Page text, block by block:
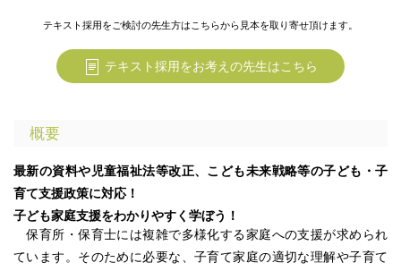
テキスト採用をご検討の先生方はこちらから見本を取り寄せ頂けます。
テキスト採用をお考えの先生はこちら
概要
最新の資料や児童福祉法等改正、こども未来戦略等の子ども・子
育て支援政策に対応！
子ども家庭支援をわかりやすく学ぼう！
保育所・保育士には複雑で多様化する家庭への支援が求められ
ています。そのために必要な、子育て家庭の適切な理解や子育て